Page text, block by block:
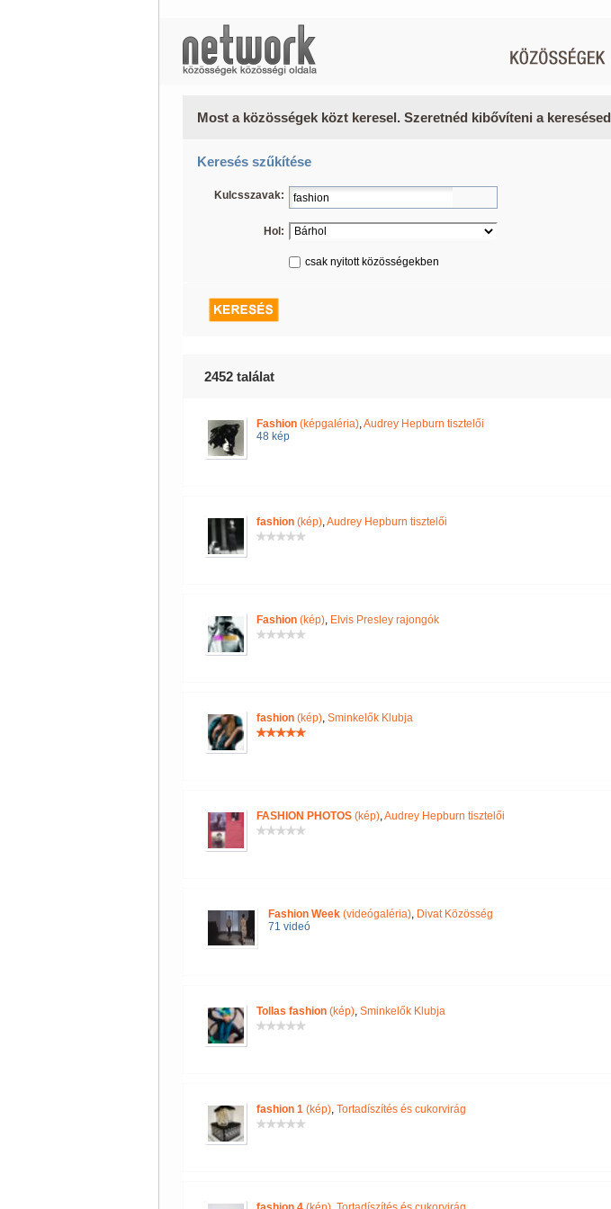
Most a közösségek közt keresel. Szeretnéd kibővíteni a keresésed
Keresés szűkítése
Kulcsszavak:
Hol:
csak nyitott közösségekben
2452 találat
Fashion(képgaléria),Audrey Hepburn tisztelői
48 kép
fashion(kép),Audrey Hepburn tisztelői
Fashion(kép), Elvis Presley rajongók
fashion(kép), Sminkelők Klubja
FASHION PHOTOS(kép),Audrey Hepburn tisztelői
Fashion Week(videógaléria), Divat Közösség
71 videó
Tollas fashion(kép), Sminkelők Klubja
fashion 1(kép), Tortadíszítés és cukorvirág